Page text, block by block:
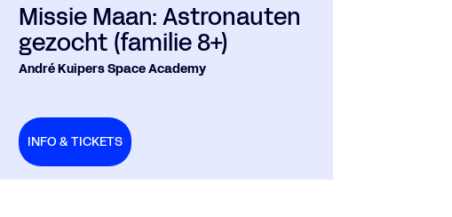
Missie Maan: Astronauten
gezocht (familie 8+)
André Kuipers Space Academy
INFO & TICKETS